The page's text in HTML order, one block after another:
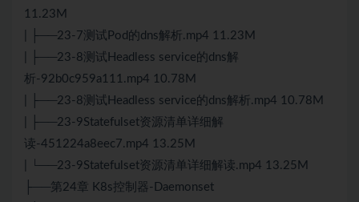
11.23M
| ├──23-7测试Pod的dns解析.mp4 11.23M
| ├──23-8测试Headless service的dns解
析-92b0c959a111.mp4 10.78M
| ├──23-8测试Headless service的dns解析.mp4 10.78M
| ├──23-9Statefulset资源清单详细解
读-451224a8eec7.mp4 13.25M
| └──23-9Statefulset资源清单详细解读.mp4 13.25M
├──第24章 K8s控制器-Daemonset